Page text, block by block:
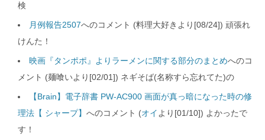
検
月例報告2507へのコメント (料理大好きより[08/24]) 頑張れ
けんた！
映画『タンポポ』よりラーメンに関する部分のまとめへのコ
メント (麺喰いより[02/01]) ネギそば(名称すら忘れてた)の
【Brain】電子辞書 PW-AC900 画面が真っ暗になった時の修
理法【 シャープ】 へのコメント (オイ より[01/10]) よかったで
す！